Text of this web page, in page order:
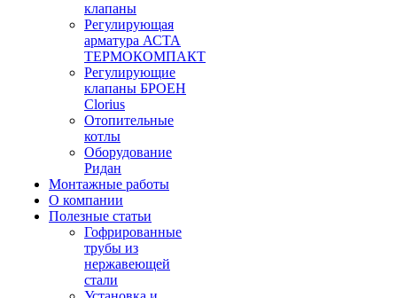
клапаны
Регулирующая
арматура АСТА
ТЕРМОКОМПАКТ
Регулирующие
клапаны БРОЕН
Clorius
Отопительные
котлы
Оборудование
Ридан
Монтажные работы
О компании
Полезные статьи
Гофрированные
трубы из
нержавеющей
стали